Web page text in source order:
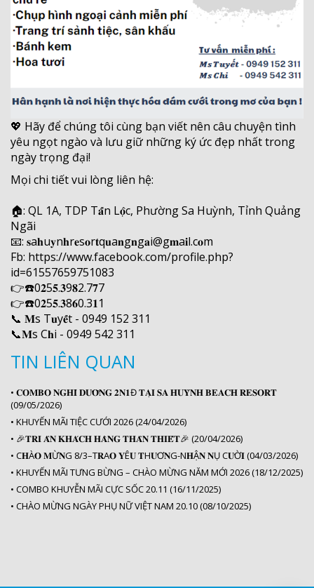
💖 Hãy để chúng tôi cùng bạn viết nên câu chuyện tình
yêu ngọt ngào và lưu giữ những ký ức đẹp nhất trong
ngày trọng đại!
Mọi chi tiết vui lòng liên hệ:
🏠: QL 1A, TDP T𝐚̂́n L𝐨̣̂c, Phường Sa Huỳnh, Tỉnh Quảng
Ngãi
📧: 𝐬a𝐡u𝐲n𝐡r𝐞s𝐨r𝐭q𝐮a𝐧g𝐧g𝐚i@g𝐦a𝐢l.c𝐨m
Fb: https://www.facebook.com/profile.php?
id=61557659751083
👉☎️0𝟐5𝟓.𝟑9𝟖2.7𝟕7
👉☎️0𝟐5𝟓.𝟑8𝟔0.3𝟏1
📞 𝐌s T𝐮y𝐞̂́t - 0949 152 311
📞𝐌s C𝐡i - 0949 542 311
TIN LIÊN QUAN
• 𝐂𝐎𝐌𝐁𝐎 𝐍𝐆𝐇𝐈̉ 𝐃𝐔̛𝐎̛̃𝐍𝐆 𝟐𝐍𝟏Đ 𝐓𝐀̣𝐈 𝐒𝐀 𝐇𝐔𝐘̀𝐍𝐇 𝐁𝐄𝐀𝐂𝐇 𝐑𝐄𝐒𝐎𝐑𝐓
(09/05/2026)
• KHUYẾN MÃI TIỆC CƯỚI 2026 (24/04/2026)
• 🎉𝐓𝐑𝐈 𝐀̂𝐍 𝐊𝐇𝐀́𝐂𝐇 𝐇𝐀̀𝐍𝐆 𝐓𝐇𝐀̂𝐍 𝐓𝐇𝐈𝐄̂́𝐓️🎉 (20/04/2026)
• C𝐇À𝐎 𝐌Ừ𝐍G 8/3–T𝐑A𝐎 𝐘Ê𝐔 𝐓H𝐔̛Ơ𝐍G-N𝐇Ậ𝐍 𝐍Ụ C𝐔̛Ờ𝐈 (04/03/2026)
• KHUYẾN MÃI TƯNG BỪNG – CHÀO MỪNG NĂM MỚI 2026 (18/12/2025)
• COMBO KHUYỄN MÃI CỰC SỐC 20.11 (16/11/2025)
• CHÀO MỪNG NGÀY PHỤ NỮ VIỆT NAM 20.10 (08/10/2025)